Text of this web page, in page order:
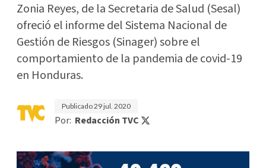
Zonia Reyes, de la Secretaria de Salud (Sesal)
ofreció el informe del Sistema Nacional de
Gestión de Riesgos (Sinager) sobre el
comportamiento de la pandemia de covid-19
en Honduras.
Publicado29 jul. 2020
Por: Redacción TVC